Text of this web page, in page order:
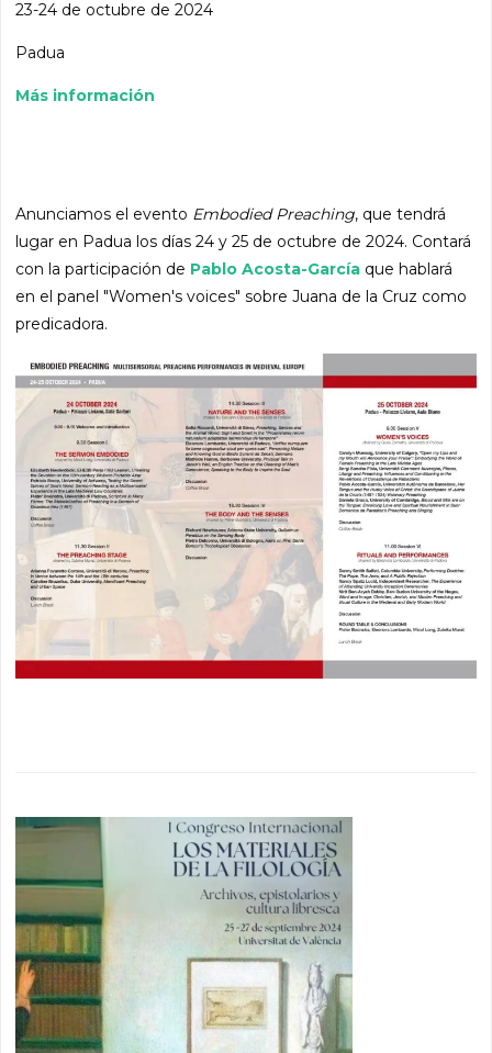
23-24 de octubre de 2024
Padua
Más información
Anunciamos el evento Embodied Preaching, que tendrá
lugar en Padua los días 24 y 25 de octubre de 2024. Contará
con la participación de Pablo Acosta-García que hablará
en el panel "Women's voices" sobre Juana de la Cruz como
predicadora.